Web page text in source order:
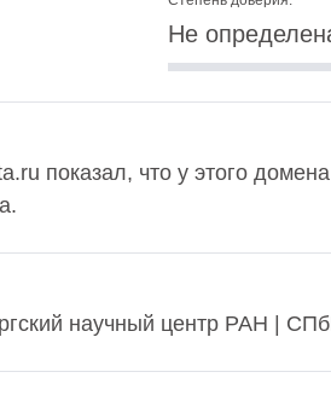
Не
показал, что у этого
научный центр РАН |